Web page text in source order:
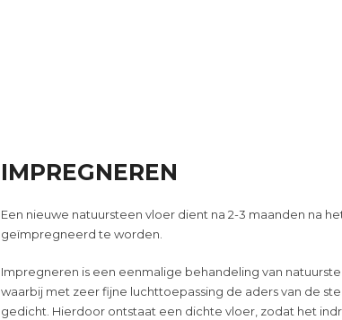
IMPREGNEREN
Een nieuwe natuursteen vloer dient na 2-3 maanden na
geïmpregneerd te worden.
Impregneren is een eenmalige behandeling van
waarbij met zeer fijne luchttoepassing de aders van de
gedicht. Hierdoor ontstaat een dichte vloer, zodat het